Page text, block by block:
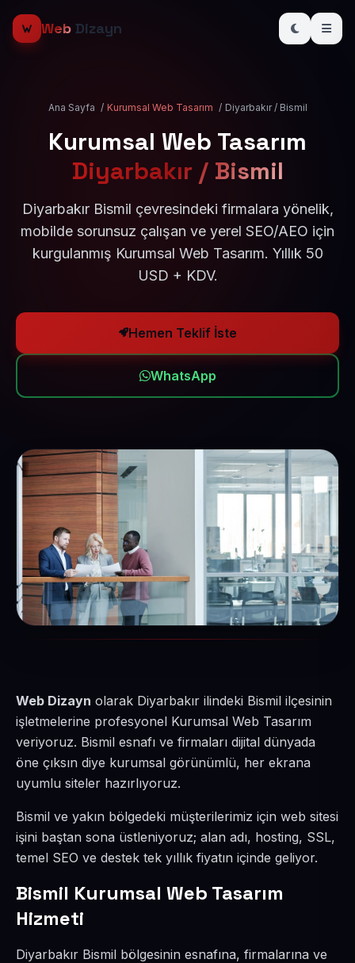
Web Dizayn
Ana Sayfa / Kurumsal Web Tasarım / Diyarbakır / Bismil
Kurumsal Web Tasarım
Diyarbakır / Bismil
Diyarbakır Bismil çevresindeki firmalara yönelik,
mobilde sorunsuz çalışan ve yerel SEO/AEO için
kurgulanmış Kurumsal Web Tasarım. Yıllık 50
USD + KDV.
Hemen Teklif İste
WhatsApp
Web Dizayn olarak Diyarbakır ilindeki Bismil ilçesinin
işletmelerine profesyonel Kurumsal Web Tasarım
veriyoruz. Bismil esnafı ve firmaları dijital dünyada
öne çıksın diye kurumsal görünümlü, her ekrana
uyumlu siteler hazırlıyoruz.
Bismil ve yakın bölgedeki müşterilerimiz için web sitesi
işini baştan sona üstleniyoruz; alan adı, hosting, SSL,
temel SEO ve destek tek yıllık fiyatın içinde geliyor.
Bismil Kurumsal Web Tasarım
Hizmeti
Diyarbakır Bismil bölgesinin esnafına, firmalarına ve